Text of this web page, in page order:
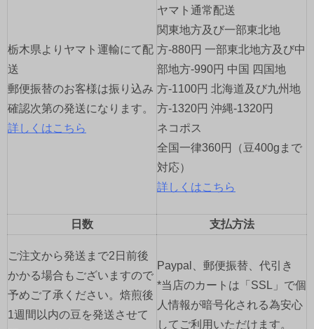
ン
栃木県よりヤマト運輸にて配
送
郵便振替のお客様は振り込み
確認次第の発送になります。
詳しくはこちら
ヤマト通常配送
関東地方及び一部東北地
方-880円 一部東北地方及び中
部地方-990円 中国 四国地
方-1100円 北海道及び九州地
方-1320円 沖縄-1320円
ネコポス
全国一律360円（豆400gまで
対応）
詳しくはこちら
日数 支払方法
ご注文から発送まで2日前後
かかる場合もございますので
予めご了承ください。焙煎後
1週間以内の豆を発送させて
Paypal、郵便振替、代引き
*当店のカートは「SSL」で個
人情報が暗号化される為安心
してご利用いただけます。